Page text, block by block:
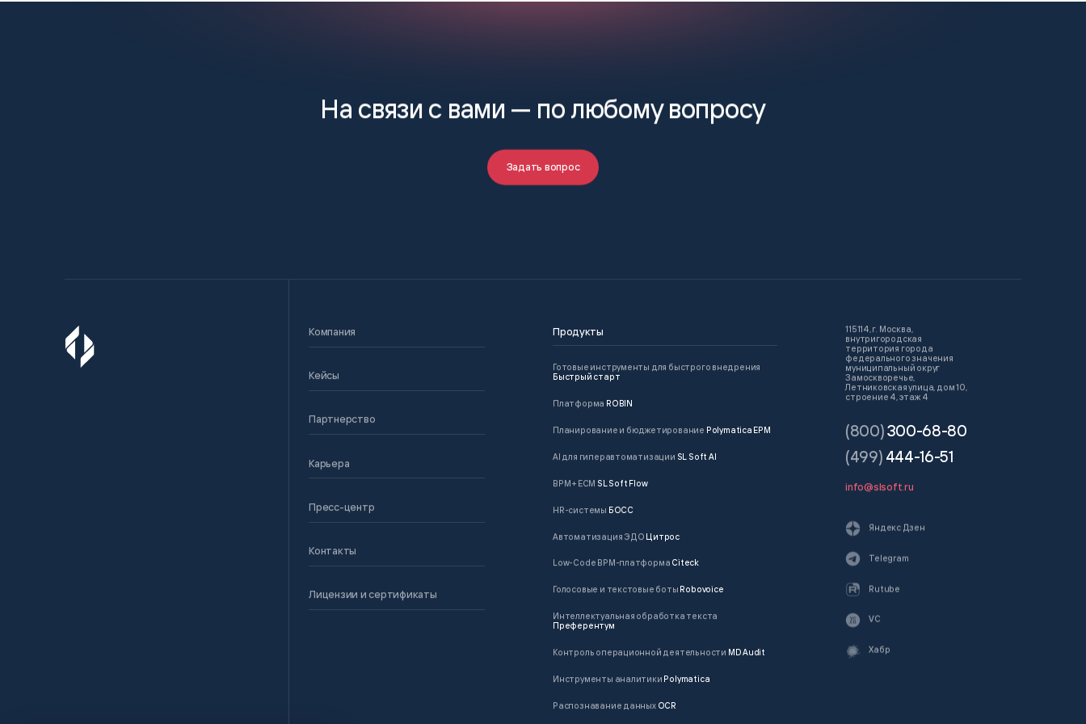
На связи с вами — по любому вопросу
Задать вопрос
Компания
Кейсы
Партнерство
Карьера
Пресс-центр
Контакты
Лицензии и сертификаты
Продукты
Готовые инструменты для быстрого внедрения
Быстрый старт
Платформа ROBIN
Планирование и бюджетирование Polymatica EPM
AI для гиперавтоматизации SL Soft AI
BPM + ECM SL Soft Flow
HR-системы БОСС
Автоматизация ЭДО Цитрос
Low-Code BPM-платформа Citeck
Голосовые и текстовые боты Robovoice
Интеллектуальная обработка текста
Преферентум
Контроль операционной деятельности MD Audit
Инструменты аналитики Polymatica
Распознавание данныхOCR
115114, г. Москва,
внутригородская
территория города
федерального значения
муниципальный округ
Замоскворечье,
Летниковская улица, дом 10,
строение 4, этаж 4
(800)300-68-80
(499) 444-16-51
info@slsoft.ru
Яндекс Дзен
Telegram
Rutube
VC
Хабр